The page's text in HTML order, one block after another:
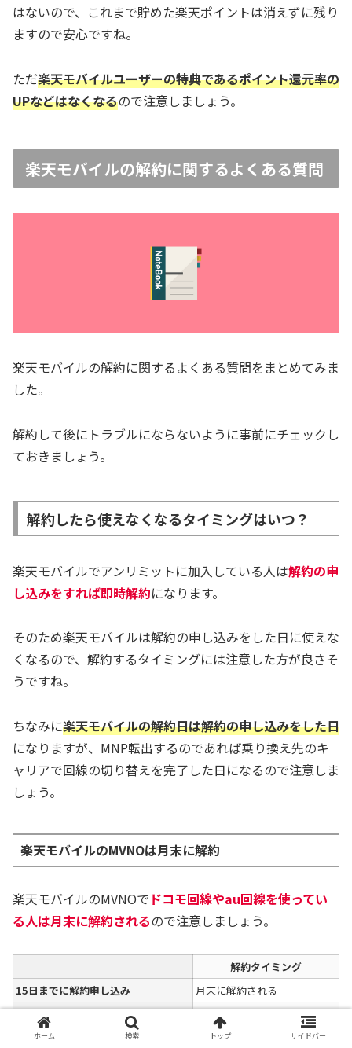
はないので、これまで貯めた楽天ポイントは消えずに残り
ますので安心ですね。
ただ楽天モバイルユーザーの特典であるポイント還元率の
UPなどはなくなるので注意しましょう。
楽天モバイルの解約に関するよくある質問
楽天モバイルの解約に関するよくある質問をまとめてみま
した。
解約して後にトラブルにならないように事前にチェックし
ておきましょう。
解約したら使えなくなるタイミングはいつ？
楽天モバイルでアンリミットに加入している人は解約の申
し込みをすれば即時解約になります。
そのため楽天モバイルは解約の申し込みをした日に使えな
くなるので、解約するタイミングには注意した方が良さそ
うですね。
ちなみに楽天モバイルの解約日は解約の申し込みをした日
になりますが、MNP転出するのであれば乗り換え先のキ
ャリアで回線の切り替えを完了した日になるので注意しま
しょう。
楽天モバイルのMVNOは月末に解約
楽天モバイルのMVNOで ドコモ回線やau回線を使ってい
る人は月末に解約されるので注意しましょう。
解約タイミング
15日までに解約申し込み
月末に解約される
16日以降に解約申し込み
翌月末に解約される
ホーム 検索 トップ サイドバー